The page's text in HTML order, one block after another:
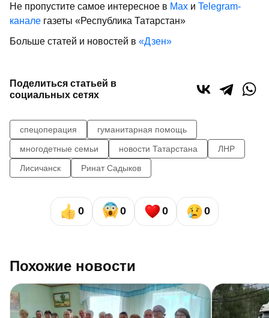
Не пропустите самое интересное в Max и Telegram-
канале газеты «Республика Татарстан»
Больше статей и новостей в «Дзен»
Поделиться статьей в
социальных сетях
спецоперация
гуманитарная помощь
многодетные семьи
новости Татарстана
ЛНР
Лисичанск
Ринат Садыков
0 0 0 0
Похожие новости